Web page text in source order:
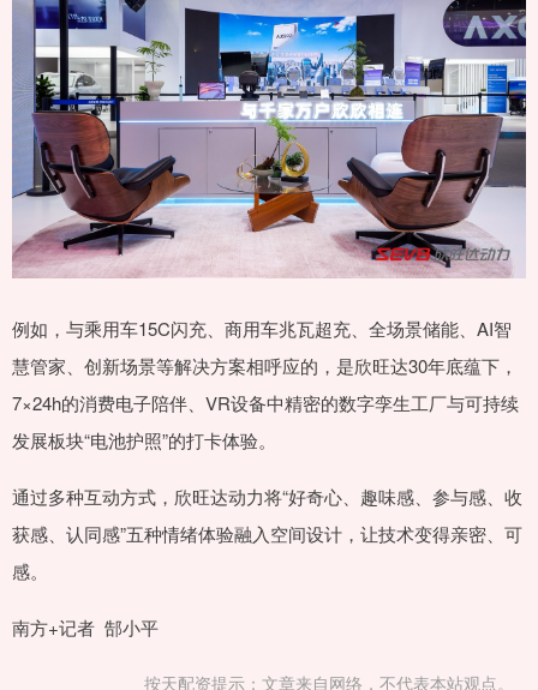
例如，与乘用车15C闪充、商用车兆瓦超充、全场景储能、AI智
慧管家、创新场景等解决方案相呼应的，是欣旺达30年底蕴下，
7×24h的消费电子陪伴、VR设备中精密的数字孪生工厂与可持续
发展板块“电池护照”的打卡体验。
通过多种互动方式，欣旺达动力将“好奇心、趣味感、参与感、收
获感、认同感”五种情绪体验融入空间设计，让技术变得亲密、可
感。
南方+记者 郜小平
按天配资提示：文章来自网络，不代表本站观点。